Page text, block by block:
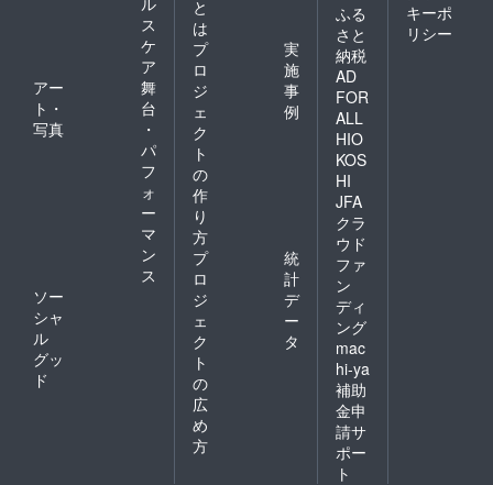
ス
ケ
ア
アー
ト・
写真
舞
台
・
パ
フ
ォ
ー
マ
ン
ス
ソー
シャ
ル
グッ
ド
と
は
プ
ロ
ジ
ェ
ク
ト
の
作
り
方
実
施
事
例
プ
ロ
ジ
ェ
ク
ト
の
広
め
方
統
計
デ
ー
タ
ふる
さと
納税
AD
FOR
ALL
HIO
KOS
HI
JFA
クラ
ウド
ファ
ン
ディ
ング
mac
hi-ya
補助
金申
請サ
ポー
ト
キーポ
リシー